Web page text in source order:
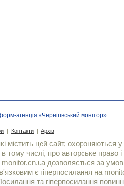
агенція «Чернігівський монітор»
| Контакти | Архів
містить цей сайт, охороняються у
тому числі, про авторське право і
дозволяється за
є гiперпосилання на
та гіперпосилання